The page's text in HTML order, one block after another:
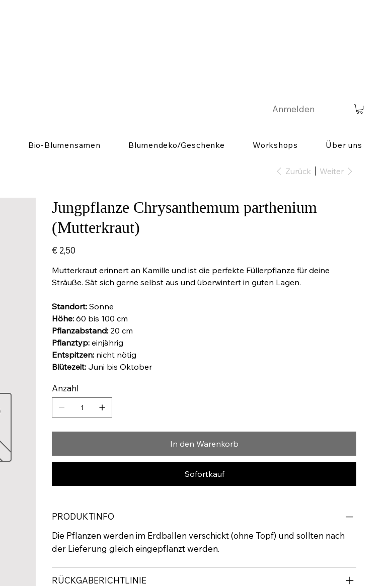
Anmelden
Bio-Blumensamen Blumendeko/Geschenke Workshops Über uns
Zurück Weiter
Jungpflanze Chrysanthemum parthenium
(Mutterkraut)
Preis
€ 2,50
Mutterkraut erinnert an Kamille und ist die perfekte Füllerpflanze für deine
Sträuße. Sät sich gerne selbst aus und überwintert in guten Lagen.
Standort: Sonne
Höhe: 60 bis 100 cm
Pflanzabstand: 20 cm
Pflanztyp: einjährig
Entspitzen: nicht nötig
Blütezeit: Juni bis Oktober
Anzahl
In den Warenkorb
Sofortkauf
PRODUKTINFO
Die Pflanzen werden im Erdballen verschickt (ohne Topf) und sollten nach
der Lieferung gleich eingepflanzt werden.
RÜCKGABERICHTLINIE